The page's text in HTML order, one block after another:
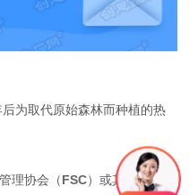
为取代原始森林而种植的热
理协会（FSC）或其它宜家所